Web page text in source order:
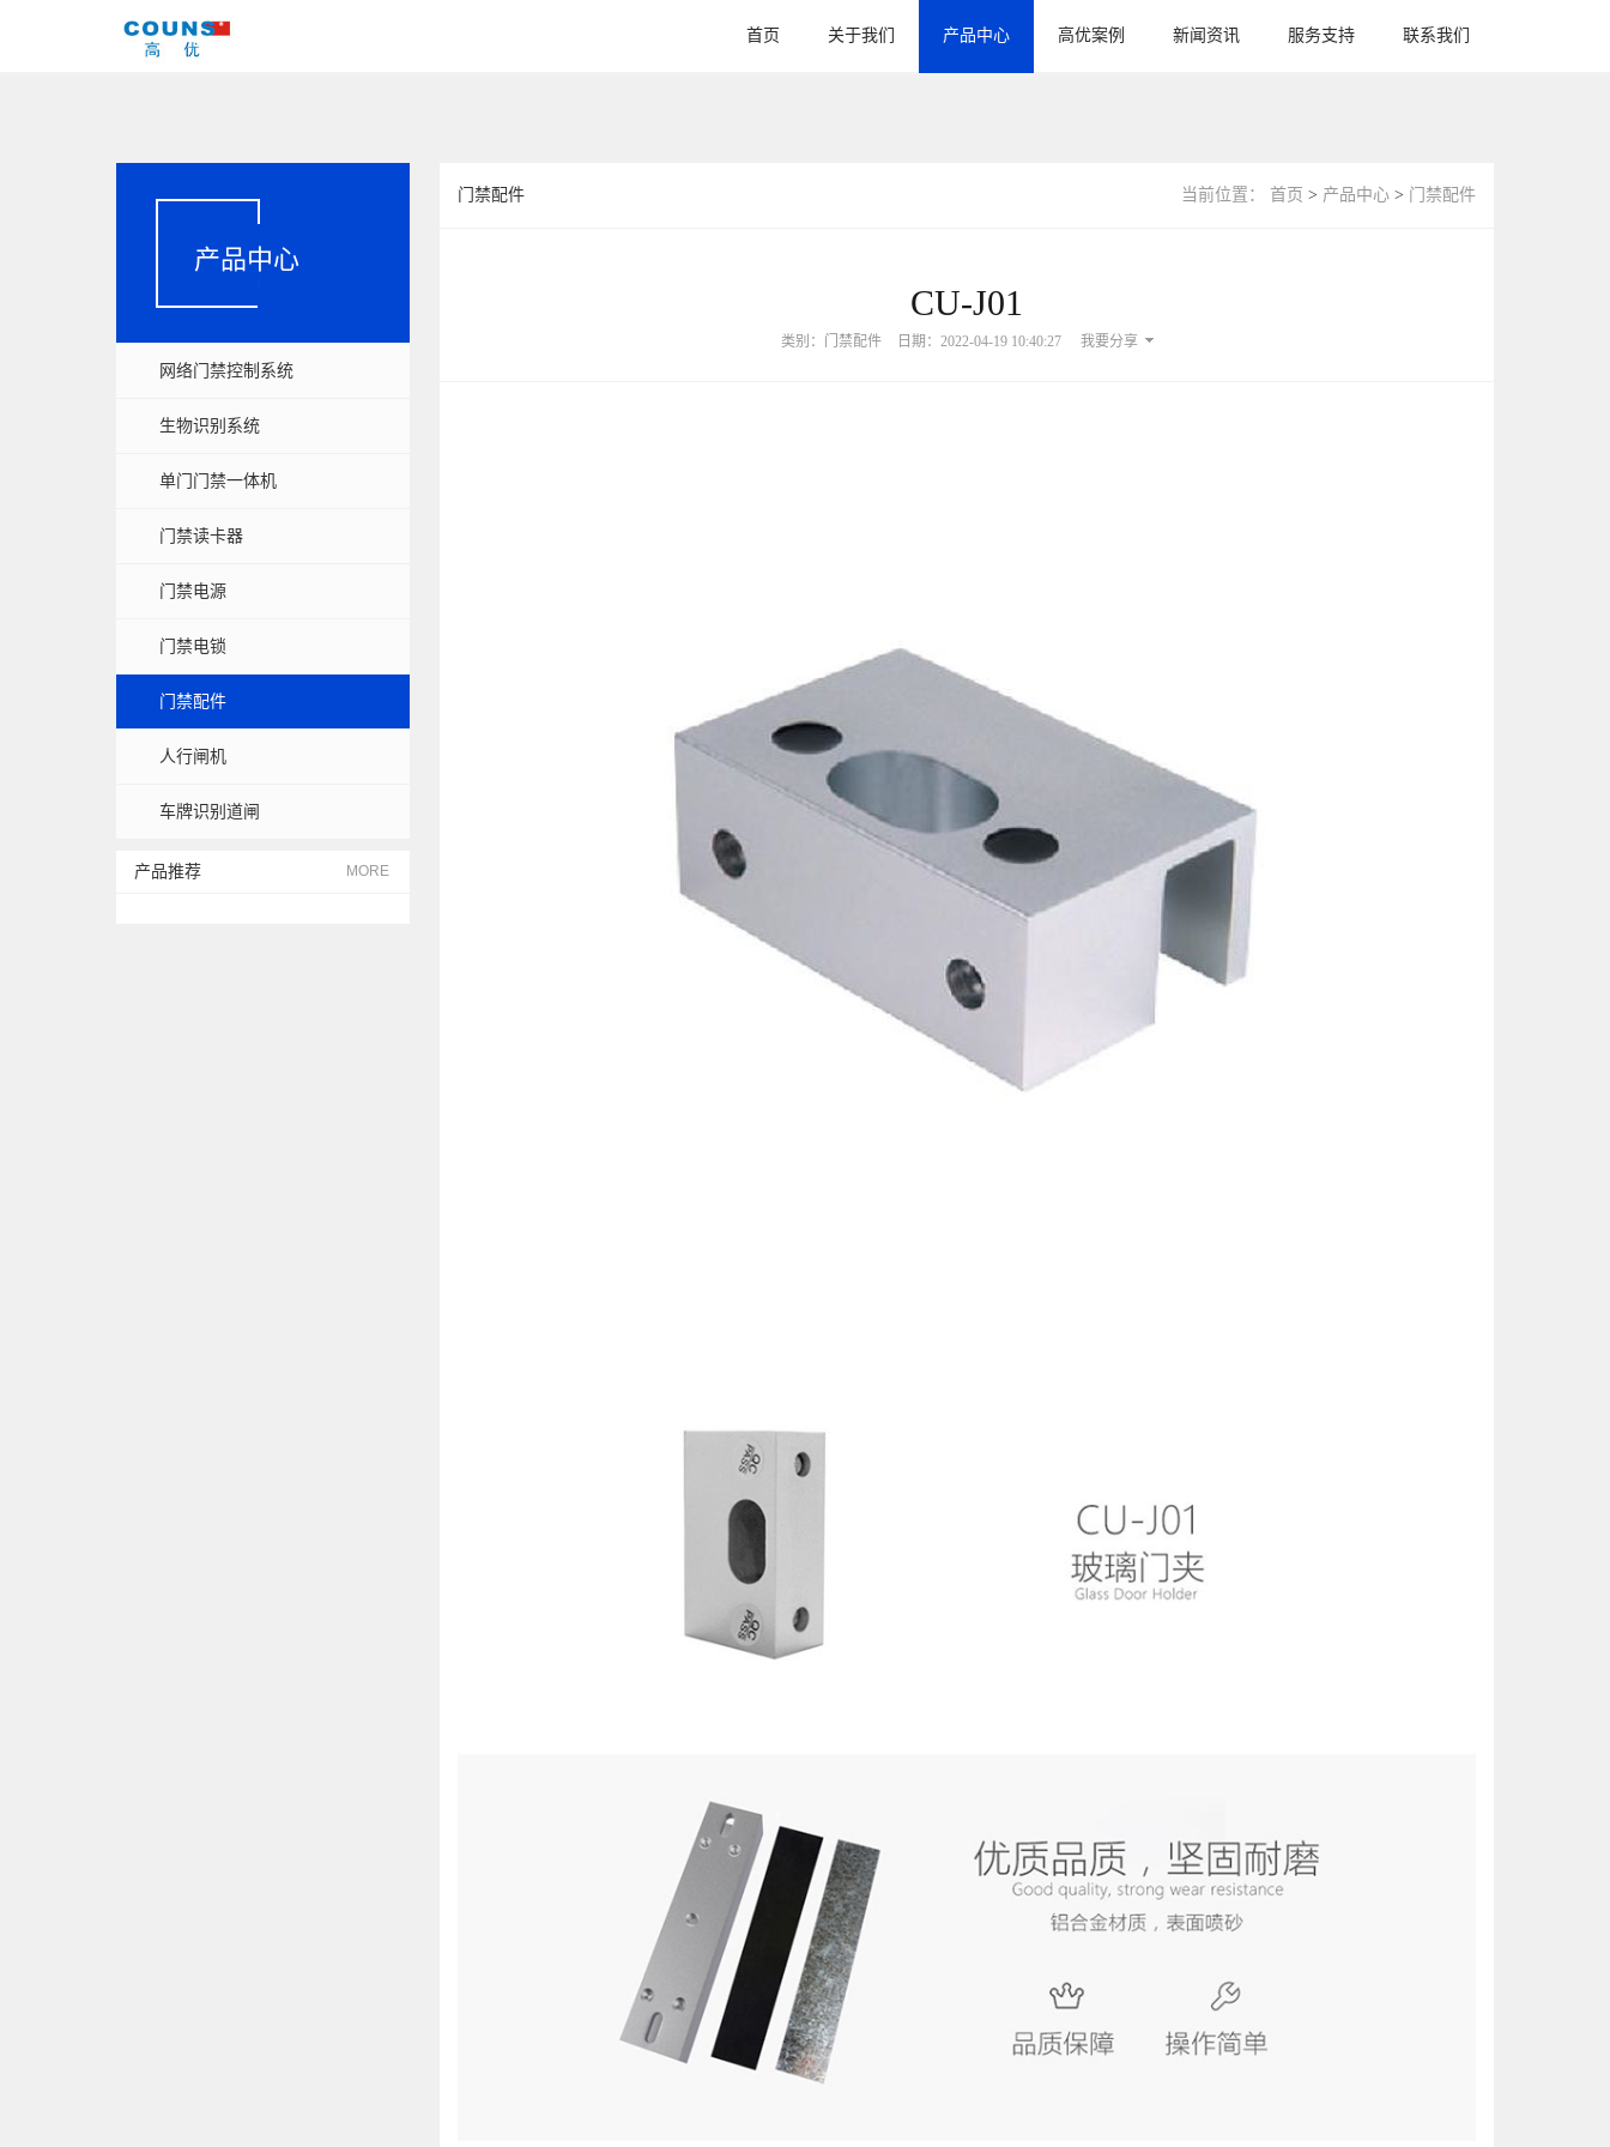
首页 关于我们 产品中心 高优案例 新闻资讯 服务支持 联系我们
产品中心
网络门禁控制系统
生物识别系统
单门门禁一体机
门禁读卡器
门禁电源
门禁电锁
门禁配件
人行闸机
车牌识别道闸
产品推荐 MORE
门禁配件 当前位置： 首页 > 产品中心 > 门禁配件
CU-J01
类别：门禁配件 日期：2022-04-19 10:40:27 我要分享